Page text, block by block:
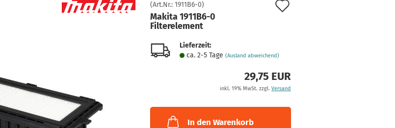
(Art.Nr.:1911B6-0)
Makita 1911B6-0
Filterelement
Lieferzeit:
ca. 2-5 Tage(Ausland abweichend)
29,75 EUR
inkl. 19% MwSt. zzgl. Versand
In den Warenkorb